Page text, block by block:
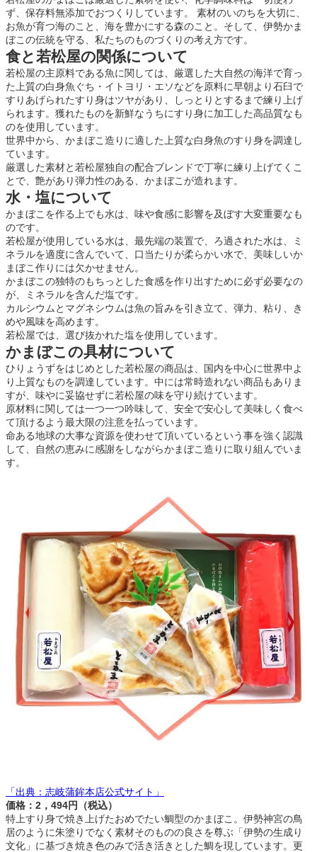
ず、保存料無添加でおつくりしています。 素材のいのちを大切に、
お魚が育つ海のこと、海を豊かにする森のこと。そして、伊勢かま
ぼこの伝統を守る、私たちのものづくりの考え方です。
食と若松屋の関係について
若松屋の主原料である魚に関しては、厳選した大自然の海洋で育っ
た上質の白身魚ぐち・イトヨリ・エソなどを原料に早朝より石臼で
すりあげられたすり身はツヤがあり、しっとりとするまで練り上げ
られます。獲れたものを新鮮なうちにすり身に加工した高品質なも
のを使用しています。
世界中から、かまぼこ造りに適した上質な白身魚のすり身を調達し
ています。
厳選した素材と若松屋独自の配合ブレンドで丁寧に練り上げてくこ
とで、艶があり弾力性のある、かまぼこが造れます。
水・塩について
かまぼこを作る上でも水は、味や食感に影響を及ぼす大変重要なも
のです。
若松屋が使用している水は、最先端の装置で、ろ過された水は、ミ
ネラルを適度に含んでいて、口当たりが柔らかい水で、美味しいか
まぼこ作りには欠かせません。
かまぼこの独特のもちっとした食感を作り出すために必ず必要なの
が、ミネラルを含んだ塩です。
カルシウムとマグネシウムは魚の旨みを引き立て、弾力、粘り、き
めや風味を高めます。
若松屋では、選び抜かれた塩を使用しています。
かまぼこの具材について
ひりょうずをはじめとした若松屋の商品は、国内を中心に世界中よ
り上質なものを調達しています。中には常時造れない商品もありま
すが、味やに妥協せずに若松屋の味を守り続けています。
原材料に関しては一つ一つ吟味して、安全で安心して美味しく食べ
て頂けるよう最大限の注意を払っています。
命ある地球の大事な資源を使わせて頂いているという事を強く認識
して、自然の恵みに感謝をしながらかまぼこ造りに取り組んでいま
す。
「出典：志岐蒲鉾本店公式サイト」
価格：2，494円（税込）
特上すり身で焼き上げたおめでたい鯛型のかまぼこ。伊勢神宮の鳥
居のように朱塗りでなく素材そのものの良さを尊ぶ「伊勢の生成り
文化」に基づき焼き色のみで活き活きとした鯛を現しています。更